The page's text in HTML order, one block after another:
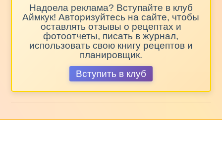
Надоела реклама? Вступайте в клуб
Аймкук! Авторизуйтесь на сайте, чтобы
оставлять отзывы о рецептах и
фотоотчеты, писать в журнал,
использовать свою книгу рецептов и
планировщик.
Вступить в клуб